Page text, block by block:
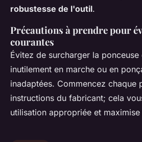
robustesse de l'outil.
Précautions à prendre pour
courantes
Évitez de surcharger la ponceuse
inutilement en marche ou en
inadaptées. Commencez chaque
instructions du fabricant; cela
utilisation appropriée et maximise